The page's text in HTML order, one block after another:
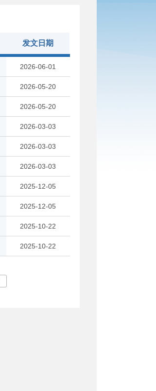
发文日期
2026-06-01
2026-05-20
2026-05-20
2026-03-03
2026-03-03
2026-03-03
2025-12-05
2025-12-05
2025-10-22
2025-10-22